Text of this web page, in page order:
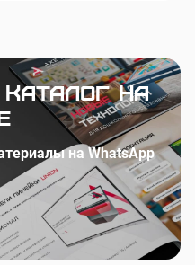
на
на WhatsApp